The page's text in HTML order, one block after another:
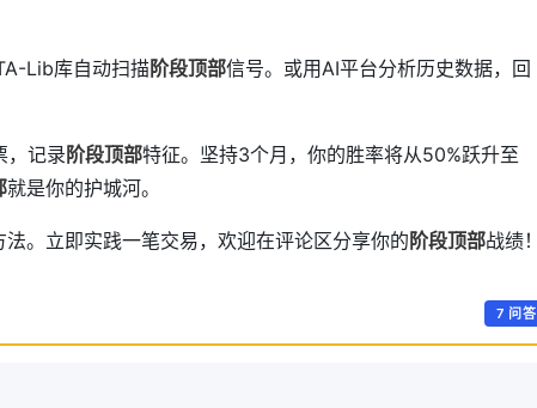
Lib库自动扫描阶段顶部信号。或用AI平台分析历史数据，回
，记录 阶段顶部特征。坚持3个月，你的胜率将从50%跃升至
就是你的护城河。
。立即实践一笔交易，欢迎在评论区分享你的 阶段顶部战绩！
7 问答